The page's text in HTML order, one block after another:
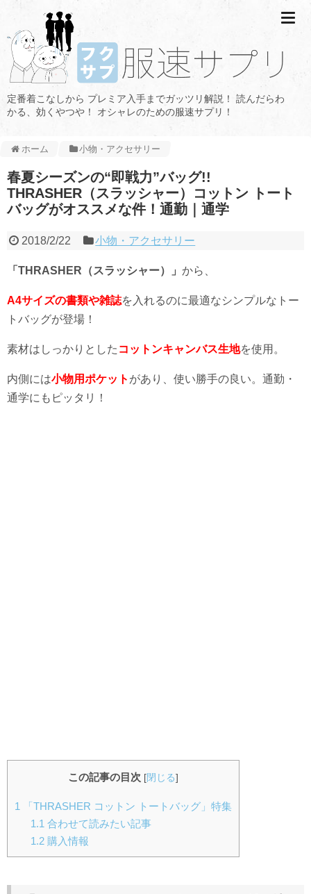
定番着こなしから プレミア入手までガッツリ解説！ 読んだらわ
かる、効くやつや！ オシャレのための服速サプリ！
ホーム 小物・アクセサリー
春夏シーズンの“即戦力”バッグ!!
THRASHER（スラッシャー）コットン トート
バッグがオススメな件！通勤｜通学
2018/2/22 小物・アクセサリー
「THRASHER（スラッシャー）」 から、
A4サイズの書類や雑誌を入れるのに最適なシンプルなトー
トバッグが登場！
素材はしっかりとした コットンキャンバス生地を使用。
内側には小物用ポケット があり、使い勝手の良い。通勤・
通学にもピッタリ！
この記事の目次 [閉じる]
1
「THRASHER コットン トートバッグ」特集
1.1 合わせて読みたい記事
1.2購入情報